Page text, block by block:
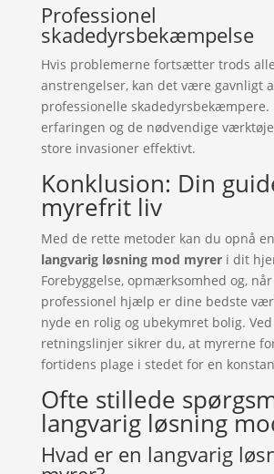
Professionel
skadedyrsbekæmpelse
Hvis problemerne fortsætter trods
anstrengelser, kan det være gavnligt
professionelle skadedyrsbekæmpere.
erfaringen og de nødvendige
store invasioner effektivt.
Konklusion: Din
myrefrit liv
Med de rette metoder kan du opnå
langvarig løsning mod myreri dit
Forebyggelse, opmærksomhed og,
professionel hjælp er dine bedste
nyde en rolig og ubekymret bolig.
retningslinjer sikrer du, at myrerne
fortidens plage i stedet for en
Ofte stillede
langvarig løsning
Hvad er en langvarig